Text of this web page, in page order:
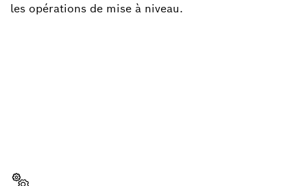
les opérations de mise à niveau.